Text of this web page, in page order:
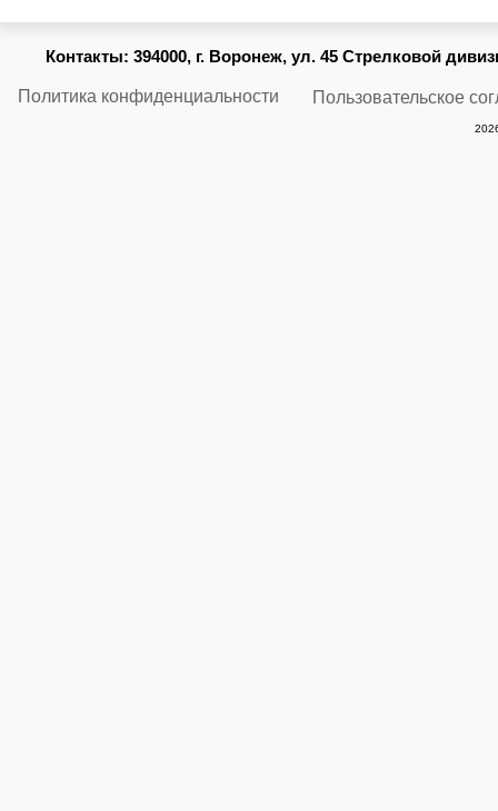
Контакты: 394000, г. Воронеж, ул. 45 Стрелковой
Политика конфиденциальности Пользовательское